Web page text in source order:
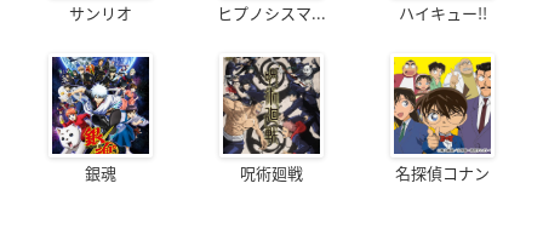
サンリオ ヒプノシスマ... ハイキュー!!
銀魂 呪術廻戦 名探偵コナン